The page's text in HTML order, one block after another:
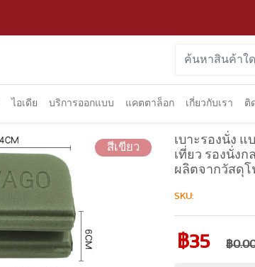
ไอเดีย บริการออกแบบ แคตตาล็อก เกี่ยวกับเรา ติ
สีเขียว
เบาะรองนั่ง
เที่ยว รองนั่ง
ผลิตจากวัสดุ
SKU:
฿35 ฿